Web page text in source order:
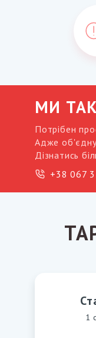
МИ
Потрібен
Адже
Дізнатись
+38 067
1